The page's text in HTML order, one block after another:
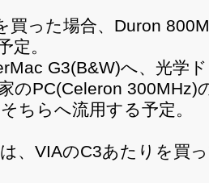
買った場合、Duron
定。
G3(B&W)へ、光学
のPC(Celeron 300MHz)
ちらへ流用する予定。
、VIAのC3あたりを買